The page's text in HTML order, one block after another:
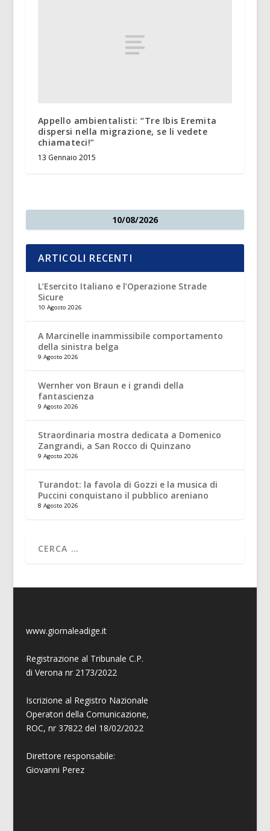
Appello ambientalisti: “Tre Ibis Eremita
dispersi nella migrazione, se li vedete
chiamateci!”
13 Gennaio 2015
10/08/2026
ARTICOLI RECENTI
L’Esercito Italiano e l’Operazione Strade
Sicure
10 Agosto 2026
A Marcinelle inammissibile comportamento
della sinistra belga
9 Agosto 2026
Wernher von Braun e i grandi della
fantascienza
9 Agosto 2026
Straordinaria mostra dedicata a Domenico
Zangrandi, a San Rocco di Quinzano
9 Agosto 2026
Turandot: la favola di Gozzi e la musica di
Puccini conquistano il pubblico areniano
8 Agosto 2026
www.giornaleadige.it
Registrazione al Tribunale C.P.
di Verona nr 2173/2022
Iscrizione al Registro Nazionale
Operatori della Comunicazione,
ROC, nr 37822 del 18/02/2022
Direttore responsabile:
Giovanni Perez